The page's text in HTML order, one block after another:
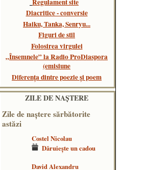
Diacritice - conversie
Haiku, Tanka, Senryu...
Figuri de stil
Folosirea virgulei
„Însemnele” la Radio ProDiaspora
(emisiune
Diferența dintre poezie și poem
ZILE DE NAŞTERE
Zile de naştere sărbătorite
astăzi
Costel Nicolau
Dăruieşte un cadou
David Alexandru